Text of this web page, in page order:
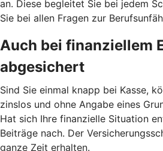
an. Diese begleitet Sie bei jedem
Sie bei allen Fragen zur
Auch bei finanziellem
abgesichert
Sind Sie einmal knapp bei Kasse,
zinslos und ohne Angabe eines
Hat sich Ihre finanzielle Situation
Beiträge nach. Der
ganze Zeit erhalten.